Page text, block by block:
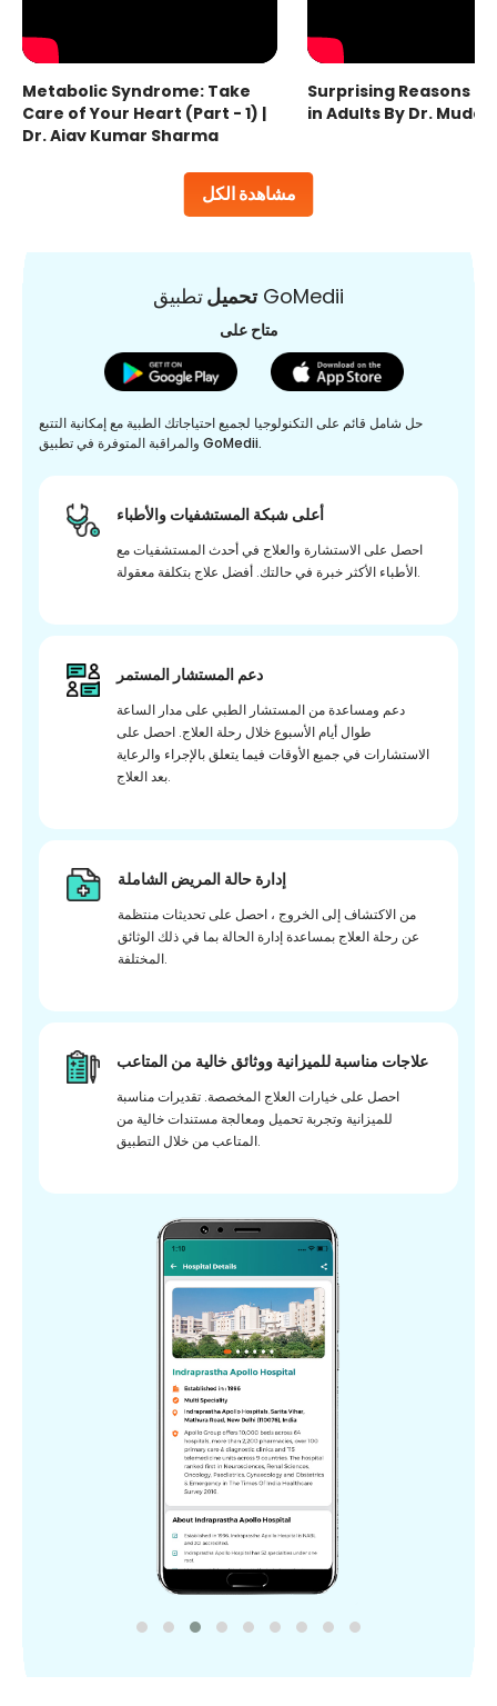
مشاهدة الكل
Metabolic Syndrome: Take
Care of Your Heart (Part - 1) |
Dr. Ajay Kumar Sharma
Surprising Reasons
in Adults By Dr.
تحميلتطبيق GoMedii
متاح على
حل شامل قائم على التكنولوجيا لجميع احتياجاتك الطبية مع إمكانية التتبع
والمراقبة المتوفرة في تطبيق GoMedii.
أعلى شبكة المستشفيات والأطباء
احصل على الاستشارة والعلاج في أحدث المستشفيات مع
الأطباء الأكثر خبرة في حالتك. أفضل علاج بتكلفة معقولة.
دعم المستشار المستمر
دعم ومساعدة من المستشار الطبي على مدار الساعة
طوال أيام الأسبوع خلال رحلة العلاج. احصل على
الاستشارات في جميع الأوقات فيما يتعلق بالإجراء والرعاية
بعد العلاج.
إدارة حالة المريض الشاملة
من الاكتشاف إلى الخروج ، احصل على تحديثات منتظمة
عن رحلة العلاج بمساعدة إدارة الحالة بما في ذلك الوثائق
المختلفة.
علاجات مناسبة للميزانية ووثائق خالية من المتاعب
احصل على خيارات العلاج المخصصة. تقديرات مناسبة
للميزانية وتجربة تحميل ومعالجة مستندات خالية من
المتاعب من خلال التطبيق.